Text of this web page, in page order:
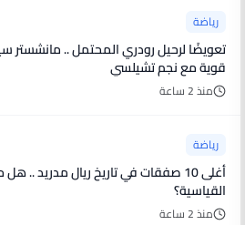
رياضة
تعويضًا لرحيل
قوية مع نجم تشيلسي
منذ 2 ساعة
رياضة
أغلى 10
القياسية؟
منذ 2 ساعة